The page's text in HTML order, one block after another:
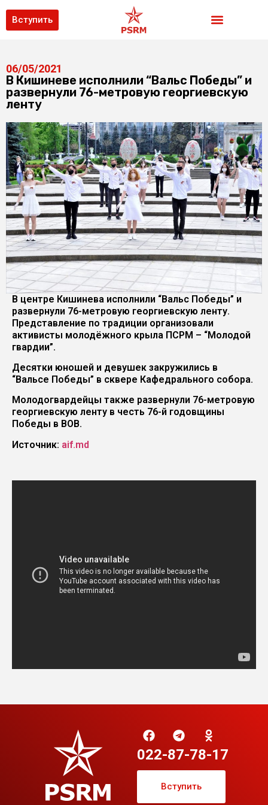
Вступить
06/05/2021
В Кишиневе исполнили “Вальс Победы” и
развернули 76-метровую георгиевскую
ленту
В центре Кишинева исполнили “Вальс Победы” и
развернули 76-метровую георгиевскую ленту.
Представление по традиции организовали
активисты молодёжного крыла ПСРМ – “Молодой
гвардии”.
Десятки юношей и девушек закружились в
“Вальсе Победы” в сквере Кафедрального собора.
Молодогвардейцы также развернули 76-метровую
георгиевскую ленту в честь 76-й годовщины
Победы в ВОВ.
Источник: aif.md
022-87-78-17
Вступить